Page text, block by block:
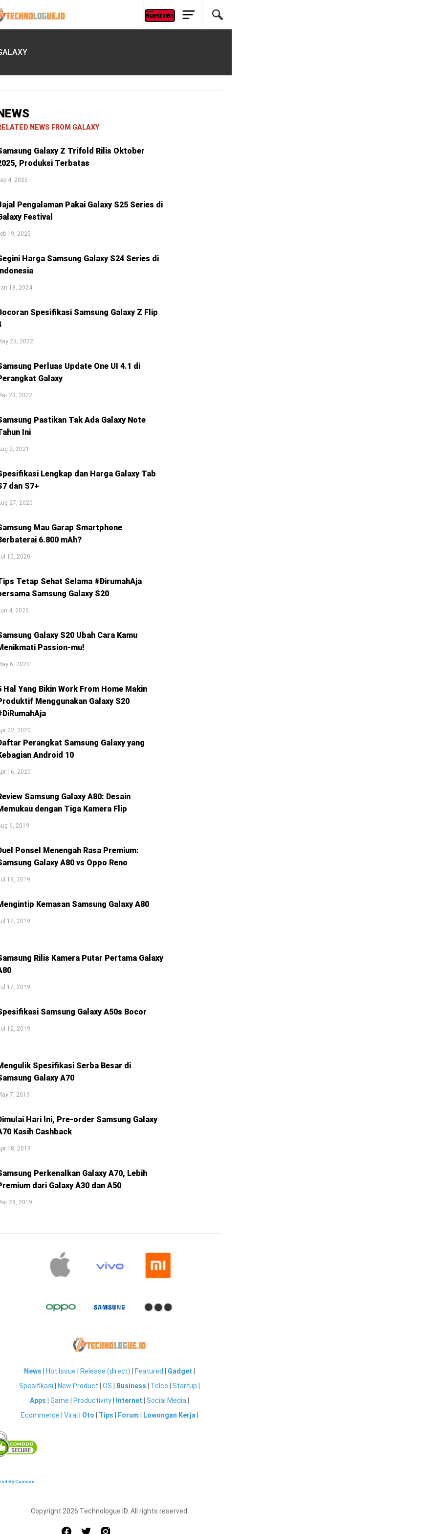
NEWS FROM GALAXY
Galaxy Z Trifold Rilis Oktober
Produksi Terbatas
4, 2025
Pengalaman Pakai Galaxy S25 Series di
Festival
19, 2025
Harga Samsung Galaxy S24 Series di
18, 2024
Spesifikasi Samsung Galaxy Z Flip
23, 2022
Perluas Update One UI 4.1 di
Galaxy
23, 2022
Pastikan Tak Ada Galaxy Note
Ini
2, 2021
Lengkap dan Harga Galaxy Tab
dan S7+
27, 2020
Mau Garap Smartphone
6.800 mAh?
10, 2020
Tetap Sehat Selama #DirumahAja
Samsung Galaxy S20
4, 2020
Galaxy S20 Ubah Cara Kamu
Passion-mu!
6, 2020
Hal Yang Bikin Work From Home Makin
Menggunakan Galaxy S20
22, 2020
Perangkat Samsung Galaxy yang
Android 10
16, 2020
Samsung Galaxy A80: Desain
dengan Tiga Kamera Flip
6, 2019
Ponsel Menengah Rasa Premium:
Galaxy A80 vs Oppo Reno
19, 2019
Kemasan Samsung Galaxy A80
17, 2019
Rilis Kamera Putar Pertama Galaxy
17, 2019
Samsung Galaxy A50s Bocor
12, 2019
Spesifikasi Serba Besar di
Galaxy A70
7, 2019
Hari Ini, Pre-order Samsung Galaxy
Kasih Cashback
18, 2019
Perkenalkan Galaxy A70, Lebih
dari Galaxy A30 dan A50
28, 2019
News Hot Issue Release (direct) Featured Gadget
Spesifikasi
New Product OS Business Telco Startup
Apps
Game Productivity Internet Social Media
Ecommerce
Viral Oto Tips Forum Lowongan Kerja
By Comodo
Copyright 2026 Technologue ID. All rights reserved.